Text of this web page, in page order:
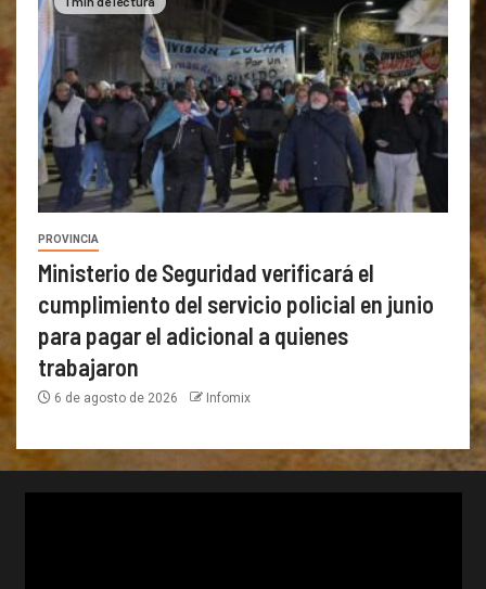
PROVINCIA
Ministerio de Seguridad verificará el
cumplimiento del servicio policial en junio
para pagar el adicional a quienes
trabajaron
6 de agosto de 2026 Infomix